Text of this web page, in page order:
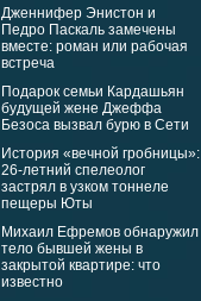
Дженнифер Энистон и
Педро Паскаль замечены
вместе: роман или рабочая
встреча
Подарок семьи Кардашьян
будущей жене Джеффа
Безоса вызвал бурю в Сети
История «вечной гробницы»:
26-летний спелеолог
застрял в узком тоннеле
пещеры Юты
Михаил Ефремов обнаружил
тело бывшей жены в
закрытой квартире: что
известно